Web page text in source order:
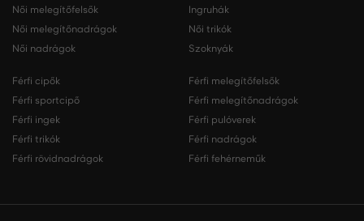
Női melegítőfelsők
Női melegítőnadrágok
Női nadrágok
Ingruhák
Női trikók
Szoknyák
Férfi cipők
Férfi sportcipő
Férfi ingek
Férfi trikók
Férfi rövidnadrágok
Férfi melegítőfelsők
Férfi melegítőnadrágok
Férfi pulóverek
Férfi nadrágok
Férfi fehérneműk